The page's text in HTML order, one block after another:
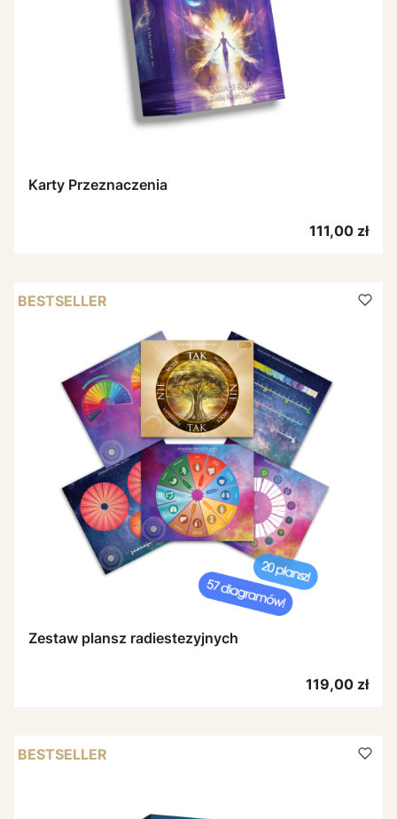
Karty Przeznaczenia
Cena
111,00 zł
BESTSELLER
Zestaw plansz radiestezyjnych
Cena
119,00 zł
BESTSELLER